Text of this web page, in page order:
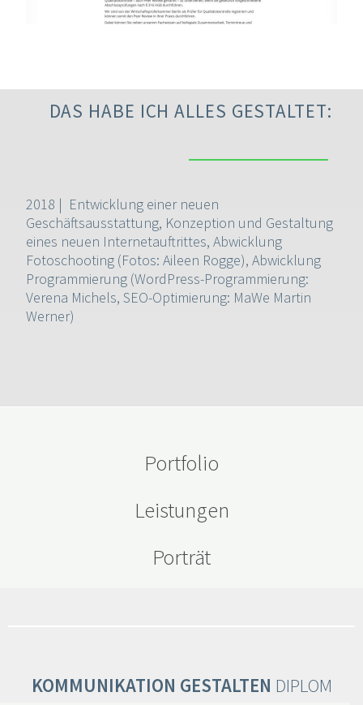
DAS HABE ICH ALLES GESTALTET:
2018 | Entwicklung einer neuen
Geschäftsausstattung, Konzeption und Gestaltung
eines neuen Internetauftrittes, Abwicklung
Fotoschooting (Fotos: Aileen Rogge), Abwicklung
Programmierung (WordPress-Programmierung:
Verena Michels, SEO-Optimierung: MaWe Martin
Werner)
Portfolio
Leistungen
Porträt
KOMMUNIKATION GESTALTEN DIPLOM